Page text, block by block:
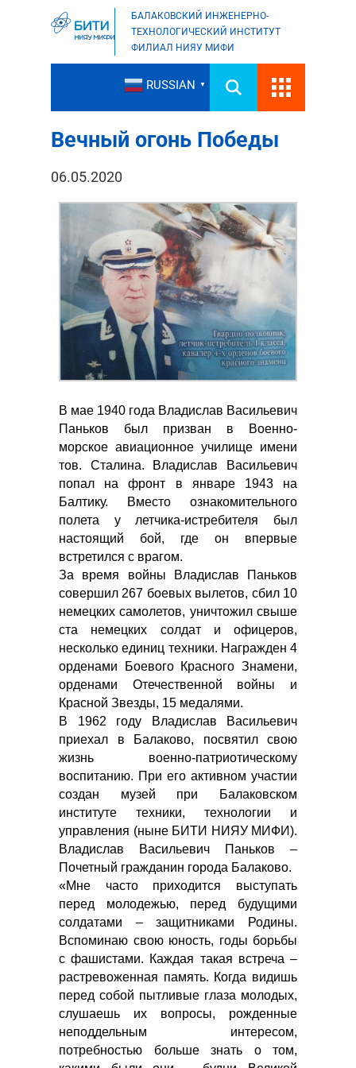
БАЛАКОВСКИЙ ИНЖЕНЕРНО-
ТЕХНОЛОГИЧЕСКИЙ ИНСТИТУТ
ФИЛИАЛ НИЯУ МИФИ
RUSSIAN ▼
Вечный огонь Победы
06.05.2020
В мае 1940 года Владислав Васильевич
Паньков был призван в Военно-
морское авиационное училище имени
тов. Сталина. Владислав Васильевич
попал на фронт в январе 1943 на
Балтику. Вместо ознакомительного
полета у летчика-истребителя был
настоящий бой, где он впервые
встретился с врагом.
За время войны Владислав Паньков
совершил 267 боевых вылетов, сбил 10
немецких самолетов, уничтожил свыше
ста немецких солдат и офицеров,
несколько единиц техники. Награжден 4
орденами Боевого Красного Знамени,
орденами Отечественной войны и
Красной Звезды, 15 медалями.
В 1962 году Владислав Васильевич
приехал в Балаково, посвятил свою
жизнь военно-патриотическому
воспитанию. При его активном участии
создан музей при Балаковском
институте техники, технологии и
управления (ныне БИТИ НИЯУ МИФИ).
Владислав Васильевич Паньков –
Почетный гражданин города Балаково.
«Мне часто приходится выступать
перед молодежью, перед будущими
солдатами – защитниками Родины.
Вспоминаю свою юность, годы борьбы
с фашистами. Каждая такая встреча –
растревоженная память. Когда видишь
перед собой пытливые глаза молодых,
слушаешь их вопросы, рожденные
неподдельным интересом,
потребностью больше знать о том,